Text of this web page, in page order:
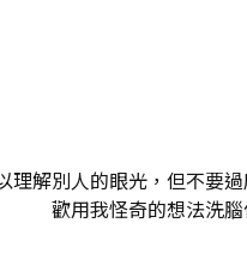
理解別人的眼光，但不要
歡用我怪奇的想法洗